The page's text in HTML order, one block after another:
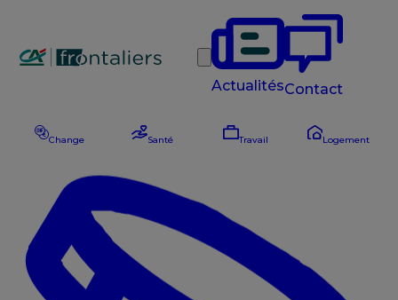
Rechercher
ActualitésContact
Change Santé Travail Logement